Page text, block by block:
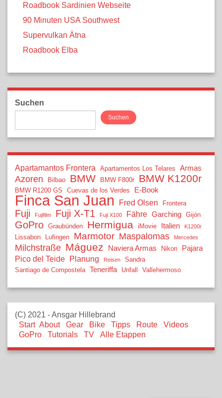
Roadbook Sardinien Webseite
90 Minuten USA Southwest
Supervulkan Ätna
Roadbook Elba
Suchen
Suchen
Apartamantos Frontera Apartamentos Los Telares Armas
Azoren Bilbao BMW BMW F800r BMW K1200r
BMW R1200 GS Cuevas de los Verdes E-Book
Finca San Juan Fred Olsen Frontera
Fuji Fujifilm Fuji X-T1 Fuji X100 Fähre Garching Gijón
GoPro Graubünden Hermigua iMovie Italien K1200r
Lissabon Lufingen Marmotor Maspalomas Mercedes
Milchstraße Máguez Naviera Armas Nikon Pajara
Pico del Teide Planung Reisen
Sandra
Santiago de Compostela Teneriffa Unfall Vallehermoso
(C) 2021 - Ansgar Hillebrand
Start About Gear Bike Tipps Route
Videos
GoPro
Tutorials TV Alle Etappen